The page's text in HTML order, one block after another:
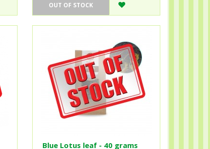
OUT OF STOCK
Blue Lotus leaf - 40 grams